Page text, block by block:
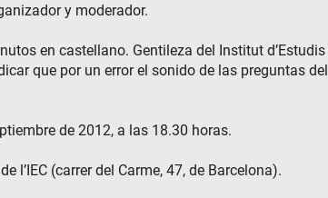
y moderador.
en castellano. Gentileza del Institut
que por un error el sonido de las preguntas
de 2012, a las 18.30 horas.
l’IEC (carrer del Carme, 47, de Barcelona).